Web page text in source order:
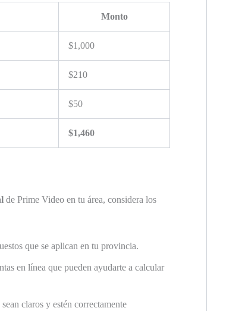
Monto
$1,000
$210
$50
$1,460
de Prime Video en tu área, considera los
que se aplican en tu provincia.
en línea que pueden ayudarte a calcular
claros y estén correctamente